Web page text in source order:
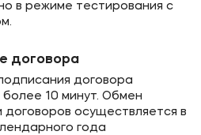
в режиме тестирования с
договора
договора
10 минут. Обмен
договоров осуществляется в
года